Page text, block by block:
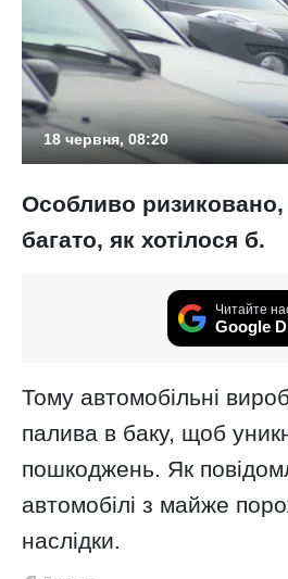
18 червня, 08:20
Особливо
багато, як хотілося б.
Читайте
Google
Тому автомобільні
палива в баку, щоб
пошкоджень. Як
автомобілі з майже
наслідки.